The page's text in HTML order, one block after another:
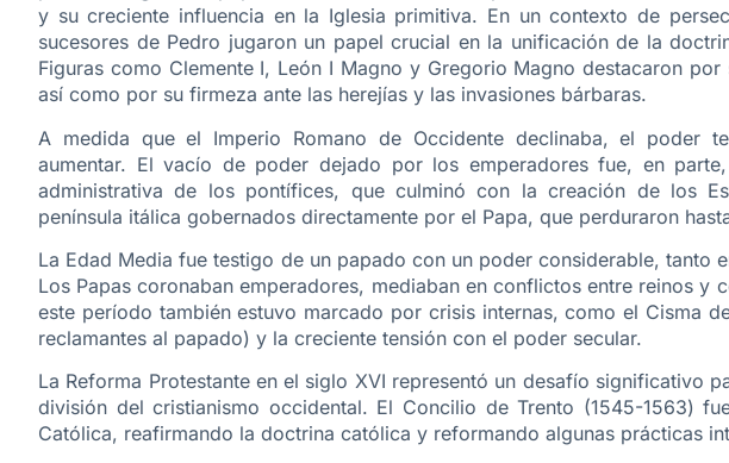
y su creciente influencia en la Iglesia primitiva. En un contexto de
sucesores de Pedro jugaron un papel crucial en la unificación de la
Figuras como Clemente I, León I Magno y Gregorio Magno destacaron
así como por su firmeza ante las herejías y las invasiones bárbaras.
A medida que el Imperio Romano de Occidente declinaba, el poder
aumentar. El vacío de poder dejado por los emperadores fue, en
administrativa de los pontífices, que culminó con la creación de los
península itálica gobernados directamente por el Papa, que perduraron
La Edad Media fue testigo de un papado con un poder considerable, tanto
Los Papas coronaban emperadores, mediaban en conflictos entre reinos y
este período también estuvo marcado por crisis internas, como el Cisma
reclamantes al papado) y la creciente tensión con el poder secular.
La Reforma Protestante en el siglo XVI representó un desafío significativo
división del cristianismo occidental. El Concilio de Trento (1545-1563)
Católica, reafirmando la doctrina católica y reformando algunas prácticas